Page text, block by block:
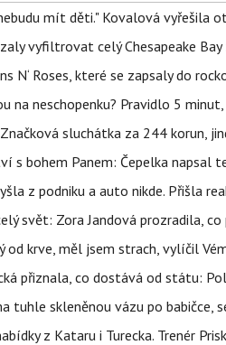
mít děti." Kovalová vyřešila
vyfiltrovat celý Chesapeake
N‘ Roses, které se zapsaly do
na neschopenku? Pravidlo 5
sluchátka za 244 korun,
s bohem Panem: Čepelka
z podniku a auto nikde. Přišla
svět: Zora Jandová prozradila,
od krve, měl jsem strach, vylíčil
přiznala, co dostává od státu:
tuhle skleněnou vázu po babičce,
z Kataru i Turecka. Trenér